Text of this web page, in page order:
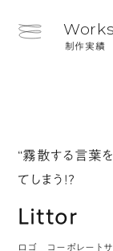
Works
制作実績
“霧散する言葉
てしまう!?
Littor
ロゴ コーポレート